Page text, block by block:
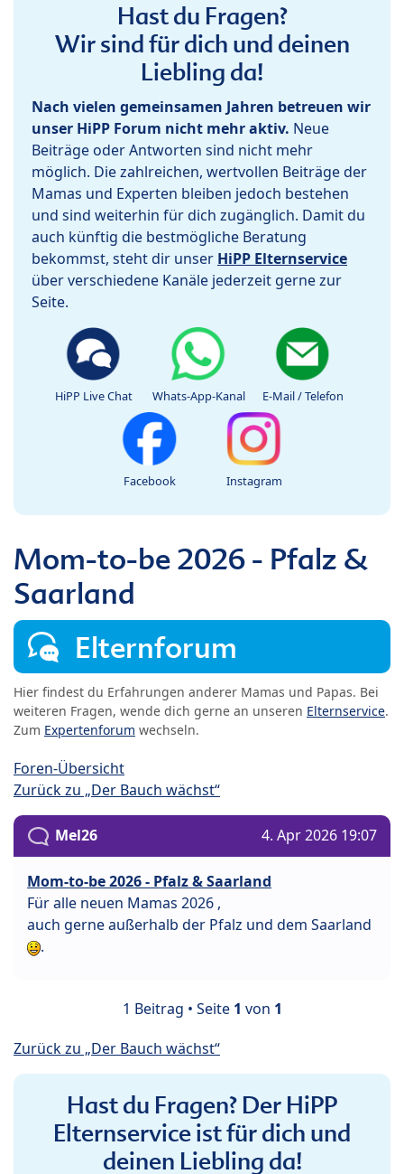
Hast du Fragen?
Wir sind für dich und deinen
Liebling da!
Nach vielen gemeinsamen Jahren betreuen wir
unser HiPP Forum nicht mehr aktiv. Neue
Beiträge oder Antworten sind nicht mehr
möglich. Die zahlreichen, wertvollen Beiträge der
Mamas und Experten bleiben jedoch bestehen
und sind weiterhin für dich zugänglich. Damit du
auch künftig die bestmögliche Beratung
bekommst, steht dir unser HiPP Elternservice
über verschiedene Kanäle jederzeit gerne zur
Seite.
HiPP Live Chat Whats-App-Kanal E-Mail / Telefon
Facebook Instagram
Mom-to-be 2026 - Pfalz &
Saarland
Elternforum
Hier findest du Erfahrungen anderer Mamas und Papas. Bei
weiteren Fragen, wende dich gerne an unseren Elternservice.
Zum Expertenforum wechseln.
Foren-Übersicht
Zurück zu „Der Bauch wächst“
Mel26 4. Apr 2026 19:07
Mom-to-be 2026 - Pfalz & Saarland
Für alle neuen Mamas 2026 ,
auch gerne außerhalb der Pfalz und dem Saarland
.
1 Beitrag • Seite 1 von 1
Zurück zu „Der Bauch wächst“
Hast du Fragen? Der HiPP
Elternservice ist für dich und
deinen Liebling da!